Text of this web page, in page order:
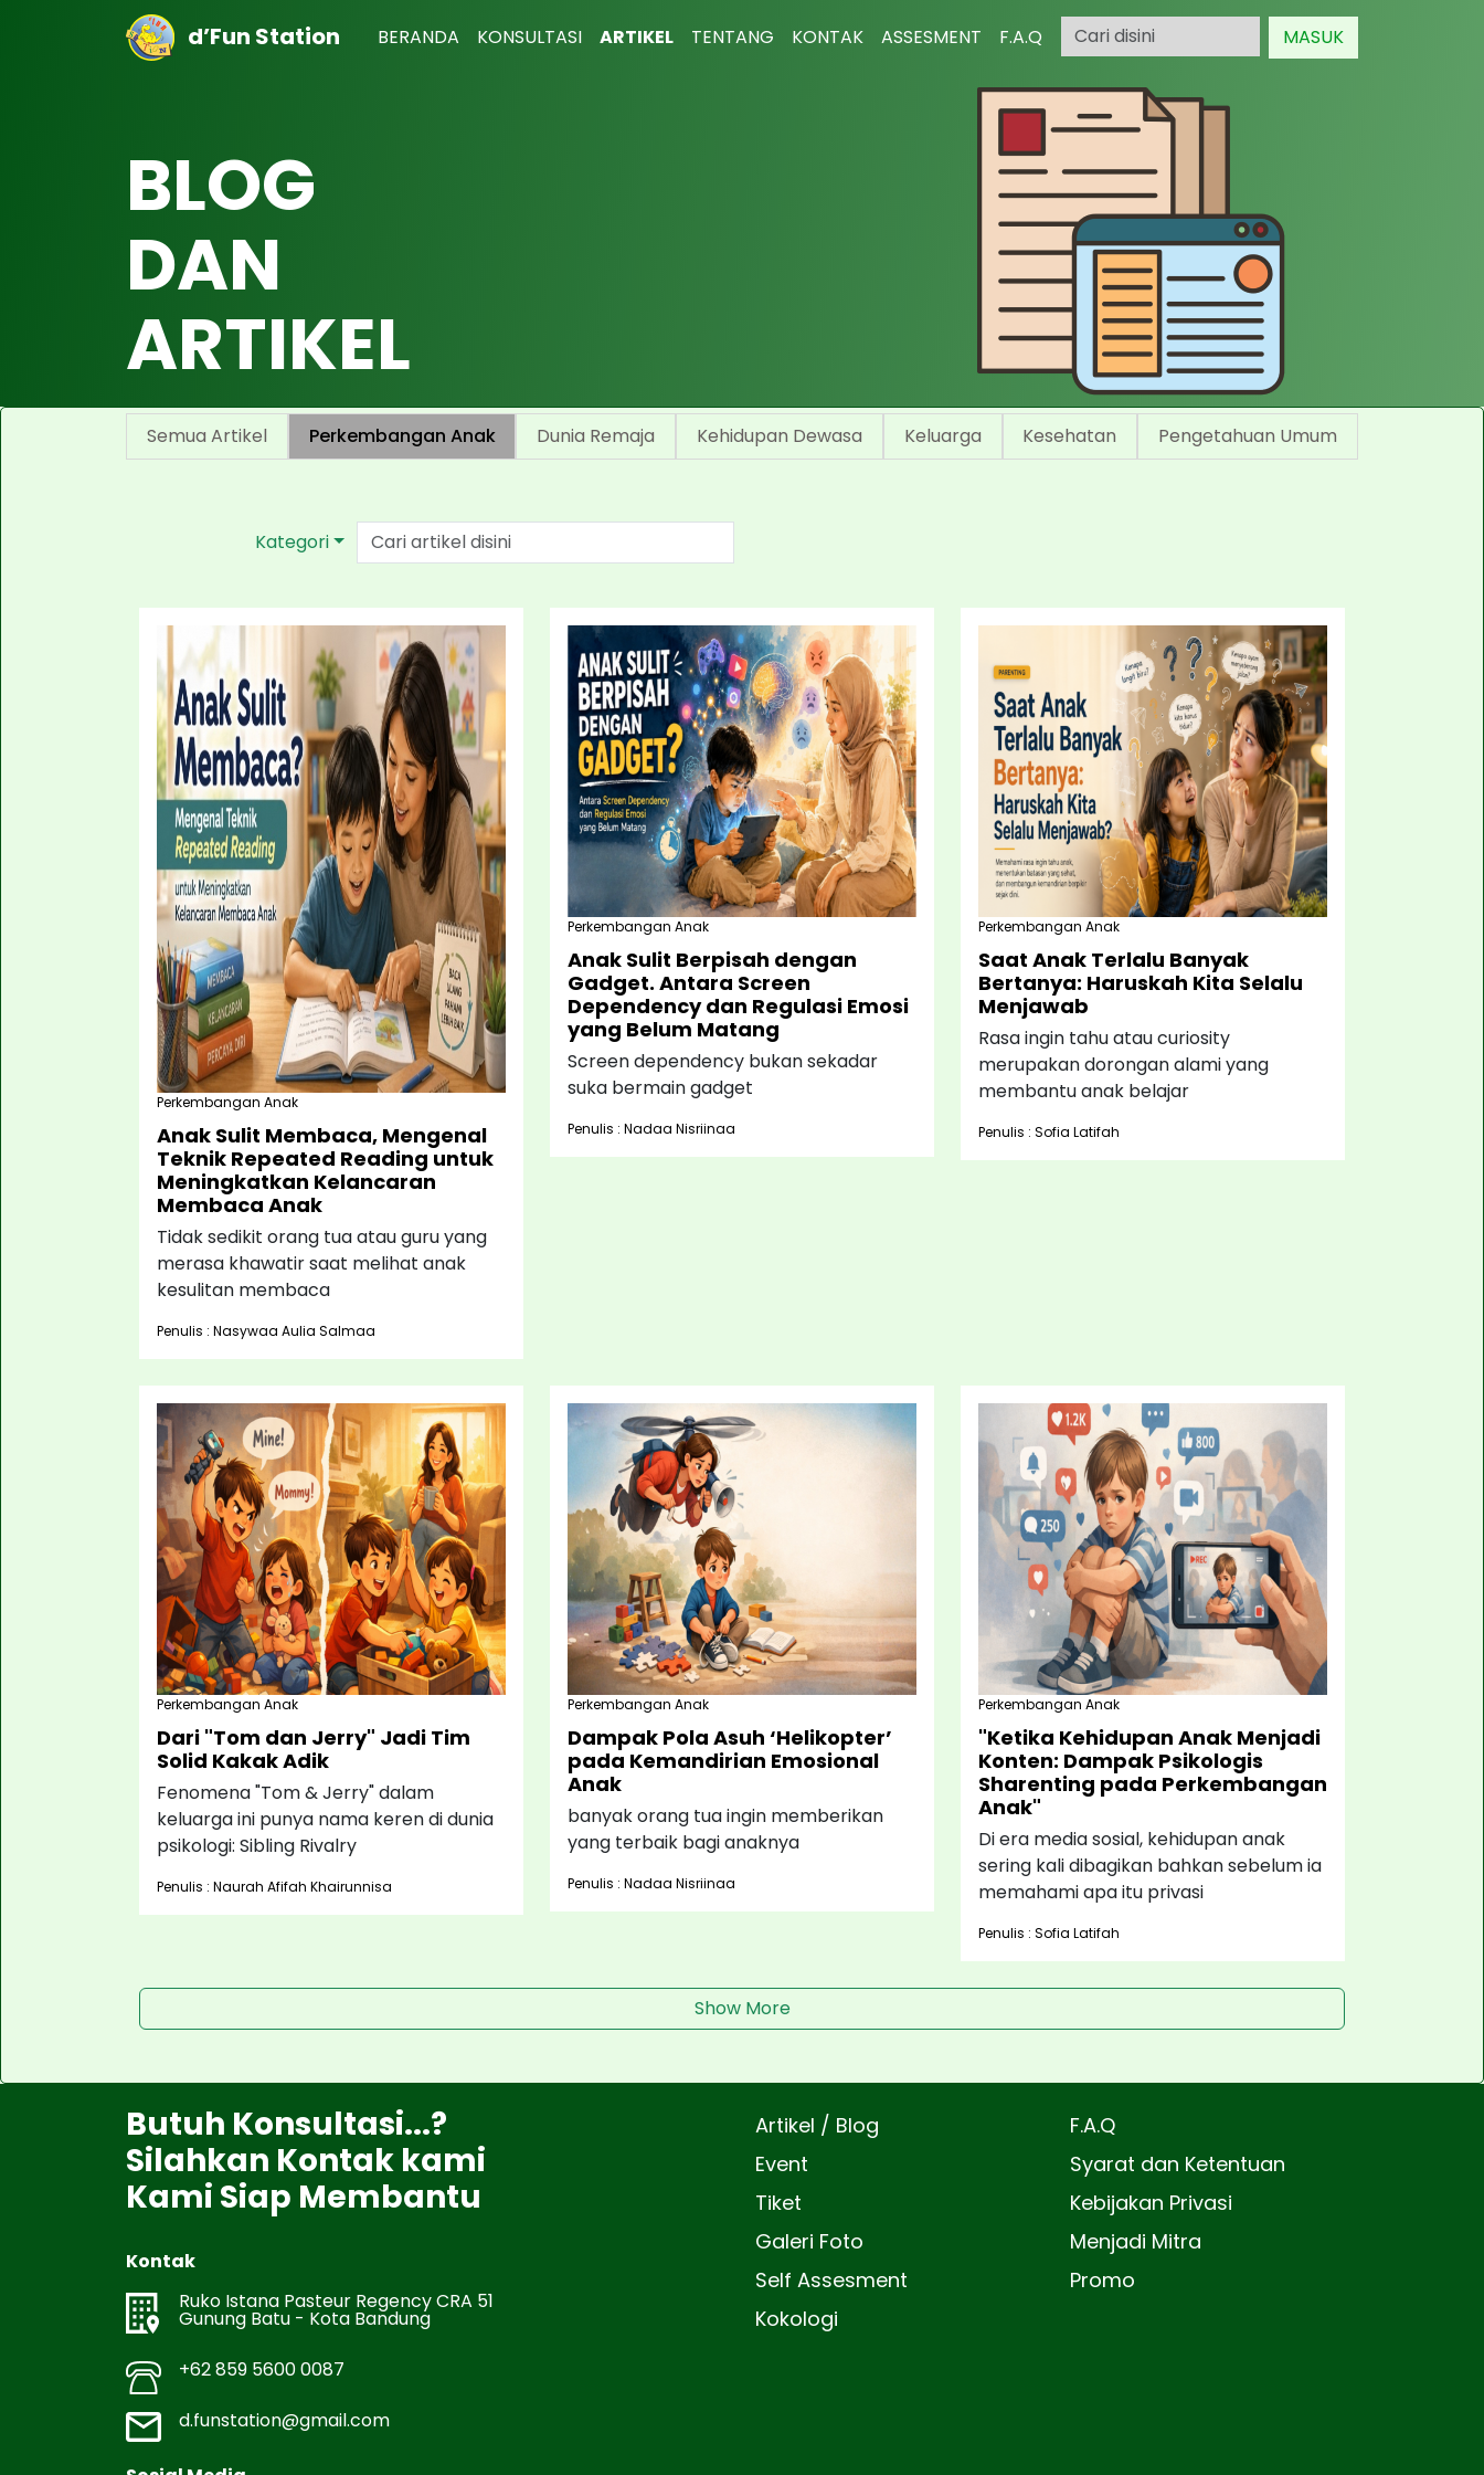
d’Fun Station BERANDA KONSULTASI ARTIKEL TENTANG KONTAK ASSESMENT F.A.Q MASUK
BLOG
DAN
ARTIKEL
Semua Artikel Perkembangan Anak Dunia Remaja Kehidupan Dewasa Keluarga Kesehatan Pengetahuan Umum
Kategori
Perkembangan Anak
Anak Sulit Membaca, Mengenal
Teknik Repeated Reading untuk
Meningkatkan Kelancaran
Membaca Anak
Tidak sedikit orang tua atau guru yang
merasa khawatir saat melihat anak
kesulitan membaca
Penulis : Nasywaa Aulia Salmaa
Perkembangan Anak
Anak Sulit Berpisah dengan
Gadget. Antara Screen
Dependency dan Regulasi Emosi
yang Belum Matang
Screen dependency bukan sekadar
suka bermain gadget
Penulis : Nadaa Nisriinaa
Perkembangan Anak
Saat Anak Terlalu Banyak
Bertanya: Haruskah Kita Selalu
Menjawab
Rasa ingin tahu atau curiosity
merupakan dorongan alami yang
membantu anak belajar
Penulis : Sofia Latifah
Perkembangan Anak
Dari "Tom dan Jerry" Jadi Tim
Solid Kakak Adik
Fenomena "Tom & Jerry" dalam
keluarga ini punya nama keren di dunia
psikologi: Sibling Rivalry
Penulis : Naurah Afifah Khairunnisa
Perkembangan Anak
Dampak Pola Asuh ‘Helikopter’
pada Kemandirian Emosional
Anak
banyak orang tua ingin memberikan
yang terbaik bagi anaknya
Penulis : Nadaa Nisriinaa
Perkembangan Anak
"Ketika Kehidupan Anak Menjadi
Konten: Dampak Psikologis
Sharenting pada Perkembangan
Anak"
Di era media sosial, kehidupan anak
sering kali dibagikan bahkan sebelum ia
memahami apa itu privasi
Penulis : Sofia Latifah
Show More
Butuh Konsultasi...?
Silahkan Kontak kami
Kami Siap Membantu
Kontak
Ruko Istana Pasteur Regency CRA 51
Gunung Batu - Kota Bandung
+62 859 5600 0087
d.funstation@gmail.com
Artikel / Blog
Event
Tiket
Galeri Foto
Self Assesment
Kokologi
F.A.Q
Syarat dan Ketentuan
Kebijakan Privasi
Menjadi Mitra
Promo